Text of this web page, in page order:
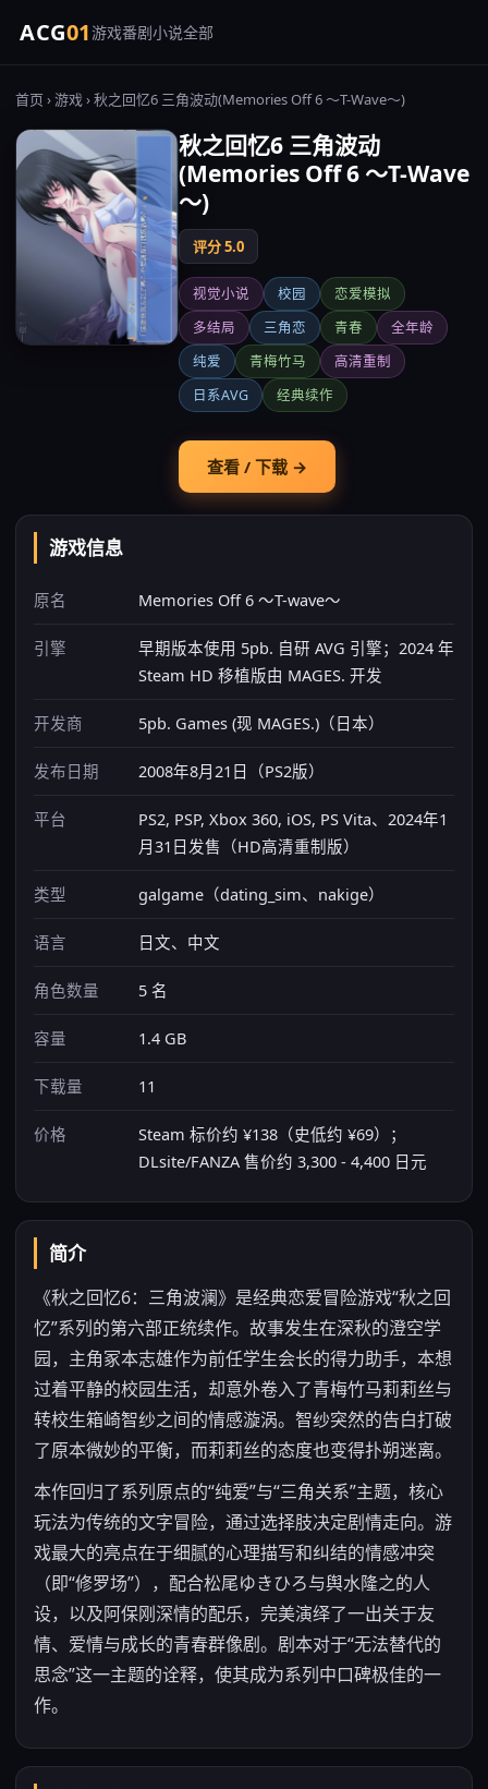
ACG01游戏番剧小说全部
首页 ›游戏› 秋之回忆6 三角波动(Memories Off 6 ～T-Wave～)
秋之回忆6 三角波动
(Memories Off 6 ～T-Wave
～)
评分 5.0
视觉小说 校园
恋爱模拟
多结局
三角恋 青春
全年龄
纯爱
青梅竹马
高清重制
日系AVG
经典续作
查看 / 下载 →
游戏信息
原名 Memories Off 6 ～T-wave～
引擎
早期版本使用 5pb. 自研 AVG 引擎；2024 年
Steam HD 移植版由 MAGES. 开发
开发商 5pb. Games (现 MAGES.)（日本）
发布日期 2008年8月21日（PS2版）
平台
PS2, PSP, Xbox 360, iOS, PS Vita、2024年1
月31日发售（HD高清重制版）
类型 galgame（dating_sim、nakige）
语言 日文、中文
角色数量 5 名
容量 1.4 GB
下载量 11
价格
Steam 标价约 ¥138（史低约 ¥69）；
DLsite/FANZA 售价约 3,300 - 4,400 日元
简介
《秋之回忆6：三角波澜》是经典恋爱冒险游戏“秋之回
忆”系列的第六部正统续作。故事发生在深秋的澄空学
园，主角冢本志雄作为前任学生会长的得力助手，本想
过着平静的校园生活，却意外卷入了青梅竹马莉莉丝与
转校生箱崎智纱之间的情感漩涡。智纱突然的告白打破
了原本微妙的平衡，而莉莉丝的态度也变得扑朔迷离。
本作回归了系列原点的“纯爱”与“三角关系”主题，核心
玩法为传统的文字冒险，通过选择肢决定剧情走向。游
戏最大的亮点在于细腻的心理描写和纠结的情感冲突
（即“修罗场”），配合松尾ゆきひろ与舆水隆之的人
设，以及阿保刚深情的配乐，完美演绎了一出关于友
情、爱情与成长的青春群像剧。剧本对于“无法替代的
思念”这一主题的诠释，使其成为系列中口碑极佳的一
作。